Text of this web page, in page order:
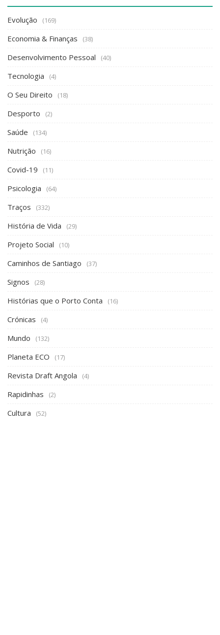
Evolução (169)
Economia & Finanças (38)
Desenvolvimento Pessoal (40)
Tecnologia (4)
O Seu Direito (18)
Desporto (2)
Saúde (134)
Nutrição (16)
Covid-19 (11)
Psicologia (64)
Traços (332)
História de Vida (29)
Projeto Social (10)
Caminhos de Santiago (37)
Signos (28)
Histórias que o Porto Conta (16)
Crónicas (4)
Mundo (132)
Planeta ECO (17)
Revista Draft Angola (4)
Rapidinhas (2)
Cultura (52)